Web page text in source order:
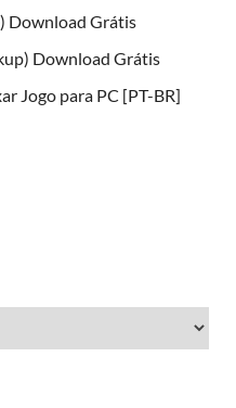
Download Grátis
Download Grátis
Jogo para PC [PT-BR]